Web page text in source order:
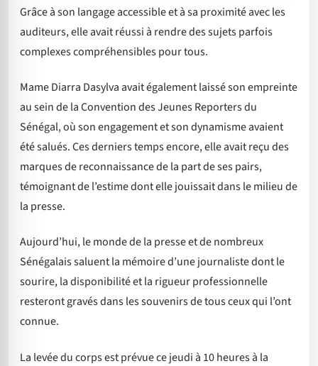
Grâce à son langage accessible et à sa proximité avec les
auditeurs, elle avait réussi à rendre des sujets parfois
complexes compréhensibles pour tous.
Mame Diarra Dasylva avait également laissé son empreinte
au sein de la Convention des Jeunes Reporters du
Sénégal, où son engagement et son dynamisme avaient
été salués. Ces derniers temps encore, elle avait reçu des
marques de reconnaissance de la part de ses pairs,
témoignant de l’estime dont elle jouissait dans le milieu de
la presse.
Aujourd’hui, le monde de la presse et de nombreux
Sénégalais saluent la mémoire d’une journaliste dont le
sourire, la disponibilité et la rigueur professionnelle
resteront gravés dans les souvenirs de tous ceux qui l’ont
connue.
La levée du corps est prévue ce jeudi à 10 heures à la